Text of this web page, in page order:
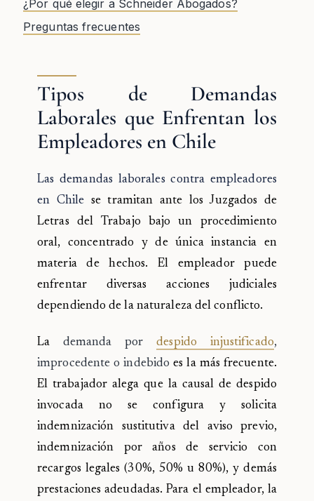
¿Por qué elegir a Schneider Abogados?
Preguntas frecuentes
Tipos de Demandas
Laborales que Enfrentan los
Empleadores en Chile
Las demandas laborales contra empleadores
en Chile se tramitan ante los Juzgados de
Letras del Trabajo bajo un procedimiento
oral, concentrado y de única instancia en
materia de hechos. El empleador puede
enfrentar diversas acciones judiciales
dependiendo de la naturaleza del conflicto.
La demanda pordespido injustificado,
improcedente o indebido es la más frecuente.
El trabajador alega que la causal de despido
invocada no se configura y solicita
indemnización sustitutiva del aviso previo,
indemnización por años de servicio con
recargos legales (30%, 50% u 80%), y demás
prestaciones adeudadas. Para el empleador, la